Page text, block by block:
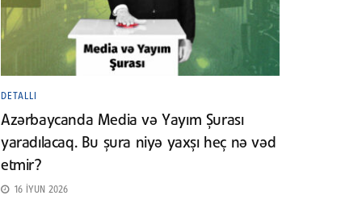
DETALLI
Azərbaycanda Media və Yayım Şurası
yaradılacaq. Bu şura niyə yaxşı heç nə vəd
etmir?
16 İYUN 2026